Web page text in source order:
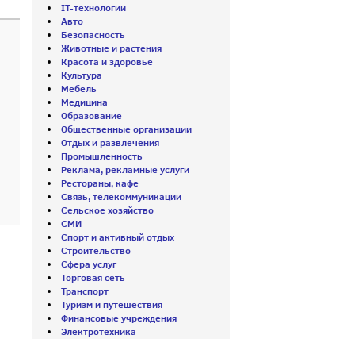
IT-технологии
Авто
Безопасность
Животные и растения
Красота и здоровье
Культура
Мебель
Медицина
Образование
Общественные организации
Отдых и развлечения
Промышленность
Реклама, рекламные услуги
Рестораны, кафе
Связь, телекоммуникации
Сельское хозяйство
СМИ
Спорт и активный отдых
Строительство
Сфера услуг
Торговая сеть
Транспорт
Туризм и путешествия
Финансовые учреждения
Электротехника